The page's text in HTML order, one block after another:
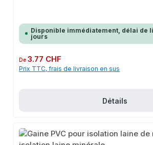
Disponible immédiatement, délai de
jours
Prix régulier :
De3.77 CHF
Prix TTC, frais de livraison en sus
Détails